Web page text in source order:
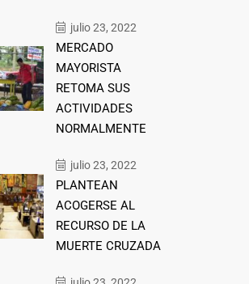
julio 23, 2022
MERCADO
MAYORISTA
RETOMA SUS
ACTIVIDADES
NORMALMENTE
julio 23, 2022
PLANTEAN
ACOGERSE AL
RECURSO DE LA
MUERTE CRUZADA